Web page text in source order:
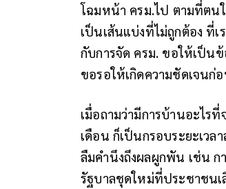
โฉมหน้า ครม.ไป ตามที่ตน
เป็นเส้นแบ่งที่ไม่ถูกต้อง ที่
กับการจัด ครม. ขอให้เป็น
ขอรอให้เกิดความชัดเจนก่
เมื่อถามว่ามีการบ้านอะไร
เดือน ก็เป็นกรอบระยะเว
ลืมคำนึงถึงผลผูกพัน เช่น ก
รัฐบาลชุดใหม่ที่ประชาชน